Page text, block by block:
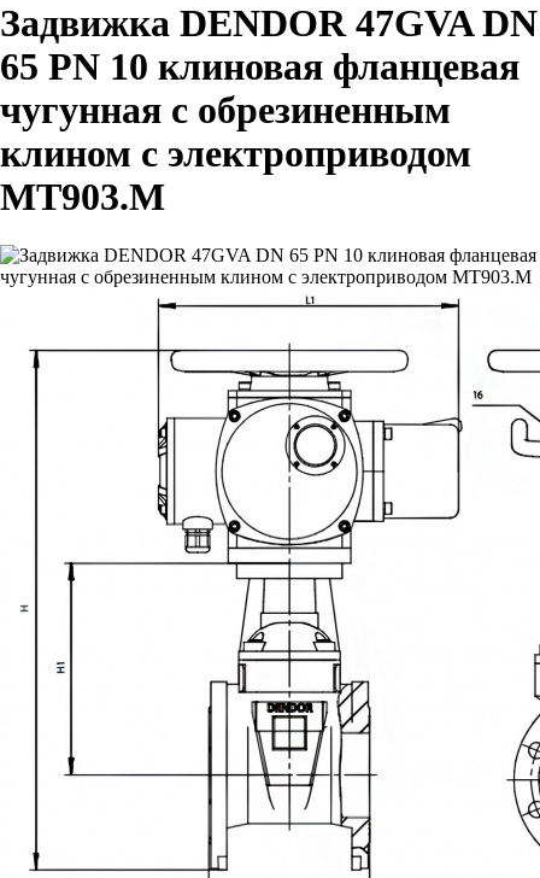
Задвижка DENDOR 47GVA DN
65 PN 10 клиновая фланцевая
чугунная с обрезиненным
клином с электроприводом
МТ903.M